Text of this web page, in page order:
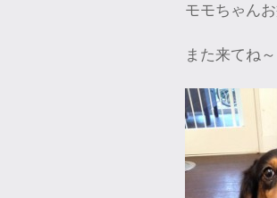
モモちゃん
また来てね～